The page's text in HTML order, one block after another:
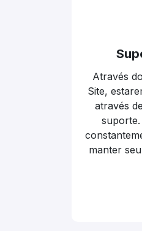
Através
Site,
através
suporte.
manter